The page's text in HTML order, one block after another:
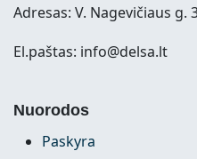
Adresas: V. Nagevičiaus g.
El.paštas: info@delsa.lt
Nuorodos
Paskyra